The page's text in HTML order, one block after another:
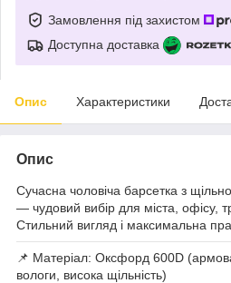
Замовлення під захистом
Доступна доставка
Опис Характеристики
Опис
Сучасна чоловіча барсетка з
— чудовий вибір для міста, офісу,
Стильний вигляд і максимальна
📌 Матеріал: Оксфорд 600D
вологи, висока щільність)